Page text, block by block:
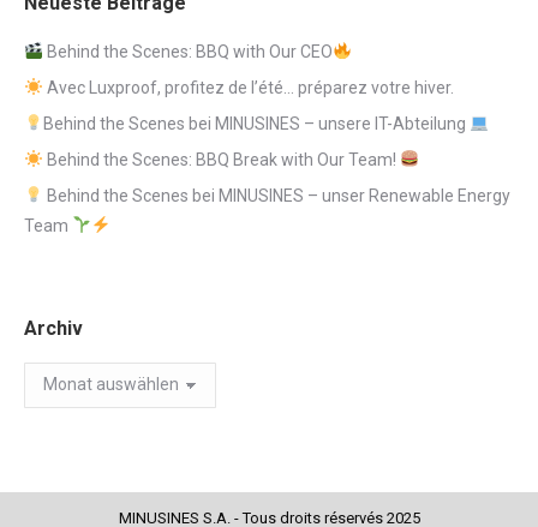
Behind the Scenes: BBQ with Our CEO
Avec Luxproof, profitez de l’été… préparez votre hiver.
Behind the Scenes bei MINUSINES – unsere IT-Abteilung
Behind the Scenes: BBQ Break with Our Team!
Behind the Scenes bei MINUSINES – unser Renewable Energy
Team
Archiv
Archiv
MINUSINES S.A. - Tous droits réservés 2025